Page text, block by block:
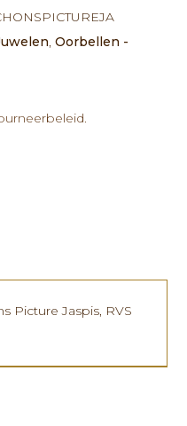
,Oorbellen -
Picture Jaspis, RVS